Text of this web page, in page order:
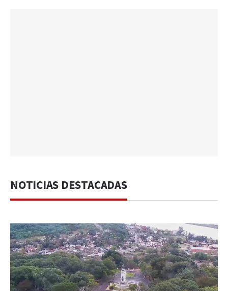
NOTICIAS DESTACADAS